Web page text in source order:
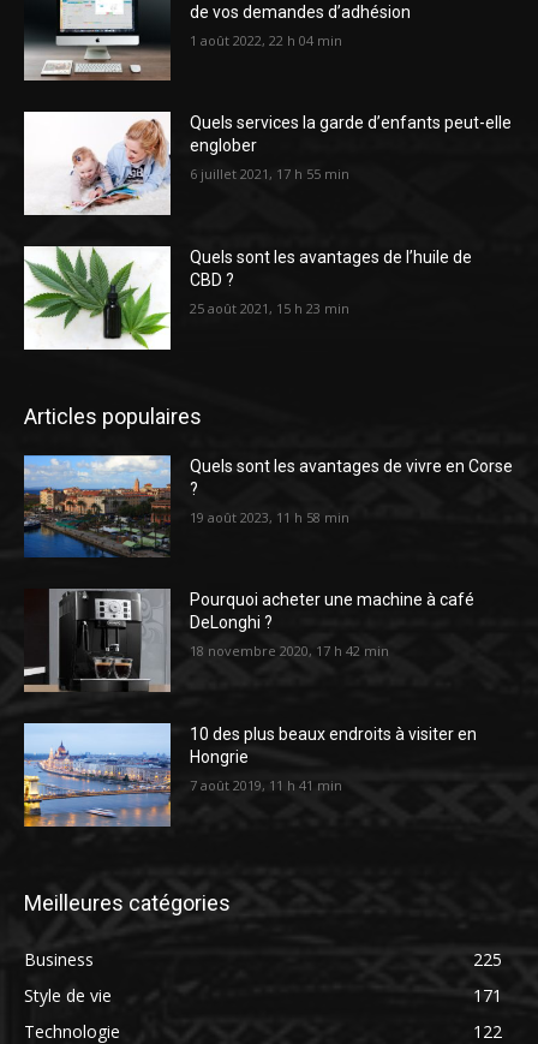
de vos demandes d’adhésion
1 août 2022, 22 h 04 min
Quels services la garde d’enfants peut-elle
englober
6 juillet 2021, 17 h 55 min
Quels sont les avantages de l’huile de
CBD ?
25 août 2021, 15 h 23 min
Articles populaires
Quels sont les avantages de vivre en Corse
?
19 août 2023, 11 h 58 min
Pourquoi acheter une machine à café
DeLonghi ?
18 novembre 2020, 17 h 42 min
10 des plus beaux endroits à visiter en
Hongrie
7 août 2019, 11 h 41 min
Meilleures catégories
Business
225
Style de vie
171
Technologie
122